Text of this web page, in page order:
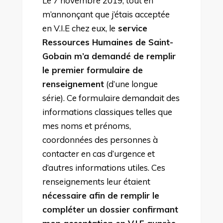
m’annonçant que j’étais acceptée
en V.I.E chez eux, le service
Ressources Humaines de Saint-
Gobain m’a demandé de remplir
le premier formulaire de
renseignement(d’une longue
série). Ce formulaire demandait des
informations classiques telles que
mes noms et prénoms,
coordonnées des personnes à
contacter en cas d’urgence et
d’autres informations utiles. Ces
renseignements leur étaient
nécessaire afin de remplir le
compléter un dossier confirmant